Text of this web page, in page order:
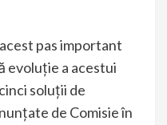
pas important
evoluţie a acestui
soluţii de
de Comisie în